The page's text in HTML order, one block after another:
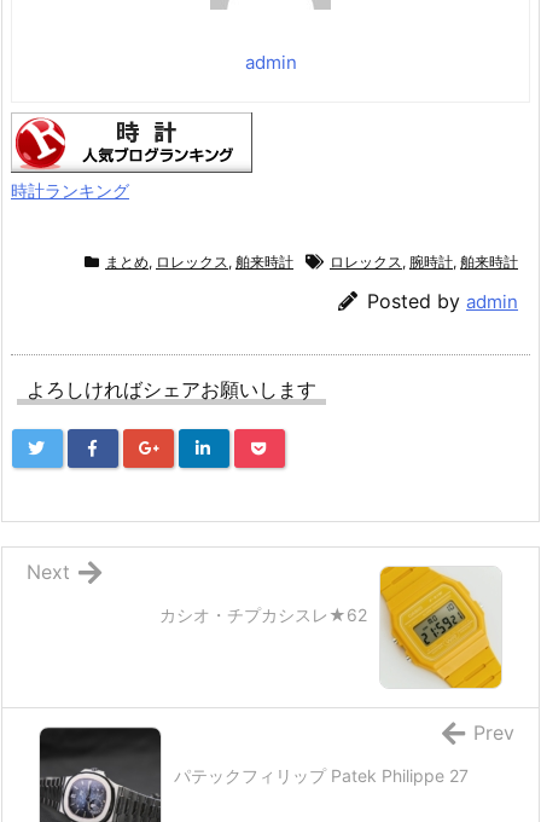
admin
時計ランキング
まとめ, ロレックス, 舶来時計 ロレックス, 腕時計, 舶来時計
Posted by admin
よろしければシェアお願いします
カシオ・チプカシスレ★62
Next
パテックフィリップ Patek Philippe 27
Prev